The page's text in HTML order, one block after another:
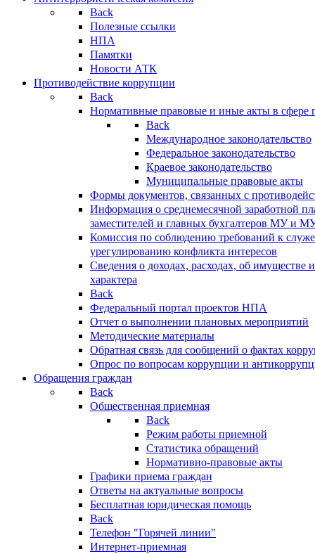
Back
Полезные ссылки
НПА
Памятки
Новости АТК
Противодействие коррупции
Back
Нормативные правовые и иные акты в сфере
Back
Международное законодательство
Федеральное законодательство
Краевое законодательство
Муниципальные правовые акты
Формы документов, связанных с
Информация о среднемесячной заработной
заместителей и главных бухгалтеров МУ и
Комиссия по соблюдению требований к
урегулированию конфликта интересов
Сведения о доходах, расходах, об имуществе
характера
Back
Федеральный портал проектов НПА
Отчет о выполнении плановых мероприятий
Методические материалы
Обратная связь для сообщений о фактах
Опрос по вопросам коррупции и
Обращения граждан
Back
Общественная приемная
Back
Режим работы приемной
Статистика обращений
Нормативно-правовые акты
Графики приема граждан
Ответы на актуальные вопросы
Бесплатная юридическая помощь
Back
Телефон "Горячей линии"
Интернет-приемная